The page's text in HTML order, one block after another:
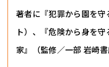
著者に『犯罪から園を
ト）、『危険から身を
家』（監修／一部 岩崎書